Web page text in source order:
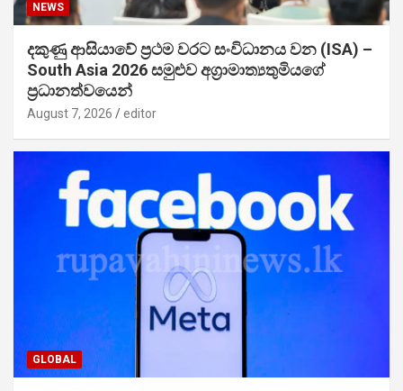
NEWS
දකුණු ආසියාවේ ප්‍රථම වරට සංවිධානය වන (ISA) –
South Asia 2026 සමුළුව අග්‍රාමාත්‍යතුමියගේ
ප්‍රධානත්වයෙන්
August 7, 2026 editor
GLOBAL